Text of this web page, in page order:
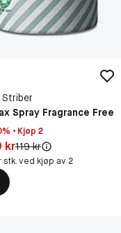
Spray Fragrance Free
• Kjøp 2
kr
krOriginal pris:
119 kr
stk. ved kjøp av 2